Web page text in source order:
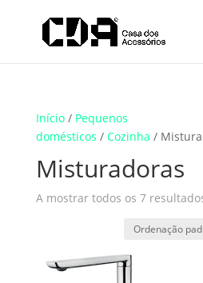
Translate
Início/ Pequenos
domésticos / Cozinha /
Misturadoras
A mostrar todos os 7